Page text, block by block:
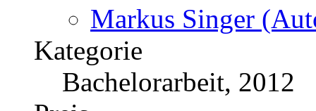
Markus Singer
Kategorie
Bachelorarbeit, 2012